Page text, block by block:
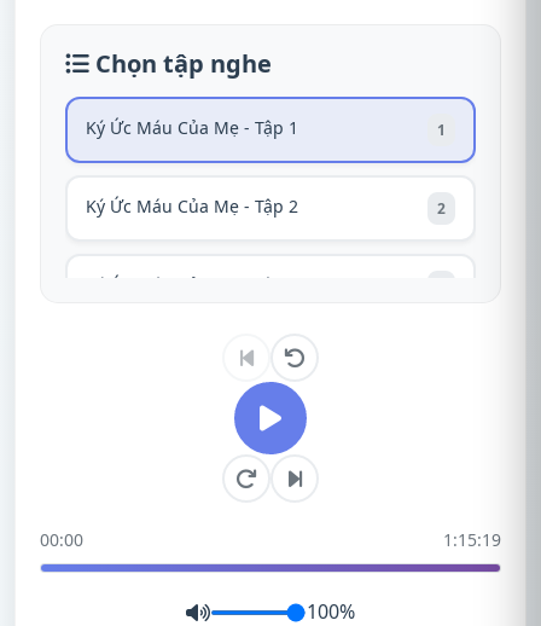
Chọn tập nghe
Ký Ức Máu Của Mẹ - Tập 1 1
Ký Ức Máu Của Mẹ - Tập 2 2
Ký Ức Máu Của Mẹ - Tập 3
00:00 1:15:19
100%